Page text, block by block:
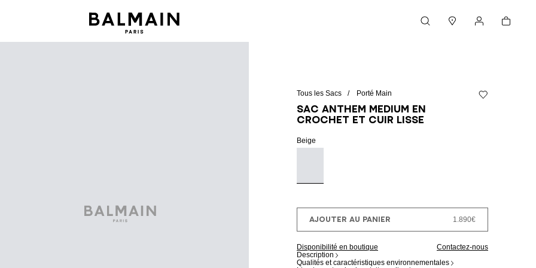
Panier
Tous les Sacs Porté Main
Sac Anthem Medium en
crochet et cuir lisse
Beige
AJOUTER AU PANIER 1.890€
Disponibilité en boutique
Contactez-nous
Description
Qualités et caractéristiques environnementales